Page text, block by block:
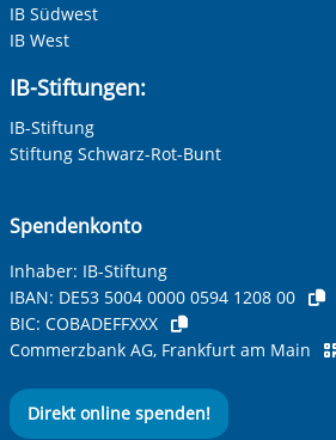
Ihre E-Mail-Adresse
Ihre Telefonnummer
Ihre Nachricht*
IB Südwest
IB West
IB-Stiftungen:
IB-Stiftung
Stiftung Schwarz-Rot-Bunt
Spendenkonto
Inhaber: IB-Stiftung
IBAN: DE53 5004 0000 0594 1208 00
BIC: COBADEFFXXX
Commerzbank AG, Frankfurt am Main
Direkt online spenden!